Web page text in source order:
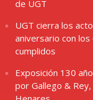
de UGT
UGT cierra los
aniversario con
cumplidos
Exposición 130
por Gallego & Rey,